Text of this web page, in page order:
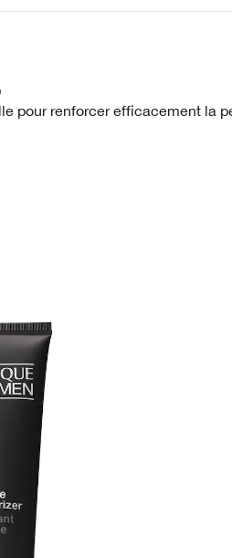
pour renforcer efficacement la